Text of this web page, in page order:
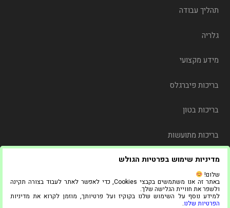
מדיניות שימוש בפרטיות הגולש
שלום!
באתר זה אנו משתמשים בקבצי Cookies, כדי לאפשר לאתר לעבוד בצורה תקינה
ולשפר את חוויית הגלישה שלך.
למידע נוסף על השימוש שלנו בקוקיז ועל פרטיותך, מוזמן לקרוא את מדיניות
הפרטיות שלנו.
תהליך עבודה
גלריה
מידע מקצועי
בריכות פיברגלס
בריכות בטון
בריכות מתועשות
משלוח
צור קשר